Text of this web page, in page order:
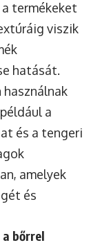
termékeket
viszik
hatását.
használnak
a
és a tengeri
amelyek
és
bőrrel